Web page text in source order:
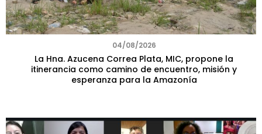
04/08/2026
La Hna. Azucena Correa Plata, MIC, propone la
itinerancia como camino de encuentro, misión y
esperanza para la Amazonía